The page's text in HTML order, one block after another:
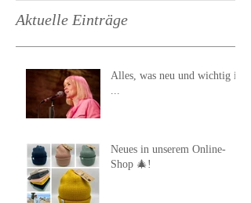
Aktuelle Einträge
Alles, was neu und wichtig ist
...
Neues in unserem Online-
Shop 🎄!